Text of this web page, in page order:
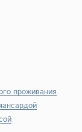
проживания